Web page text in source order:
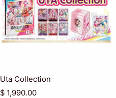
Uta Collection
Precio habitual
$ 1,990.00